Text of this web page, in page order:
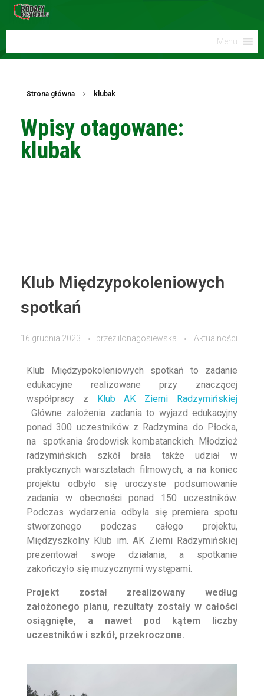
Menu
Strona główna klubak
Wpisy otagowane:
klubak
Klub Międzypokoleniowych
spotkań
16 grudnia 2023 przez ilonagosiewska Aktualności
Klub Międzypokoleniowych spotkań to zadanie
edukacyjne realizowane przy znaczącej
współpracy z Klub AK Ziemi Radzymińskiej
Główne założenia zadania to wyjazd edukacyjny
ponad 300 uczestników z Radzymina do Płocka,
na spotkania środowisk kombatanckich. Młodzież
radzymińskich szkół brała także udział w
praktycznych warsztatach filmowych, a na koniec
projektu odbyło się uroczyste podsumowanie
zadania w obecności ponad 150 uczestników.
Podczas wydarzenia odbyła się premiera spotu
stworzonego podczas całego projektu,
Międzyszkolny Klub im. AK Ziemi Radzymińskiej
prezentował swoje działania, a spotkanie
zakończyło się muzycznymi występami.
Projekt został zrealizowany według
założonego planu, rezultaty zostały w całości
osiągnięte, a nawet pod kątem liczby
uczestników i szkół, przekroczone.